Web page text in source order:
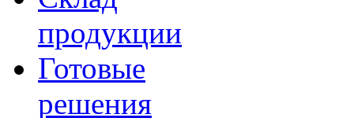
продукции
Готовые
решения